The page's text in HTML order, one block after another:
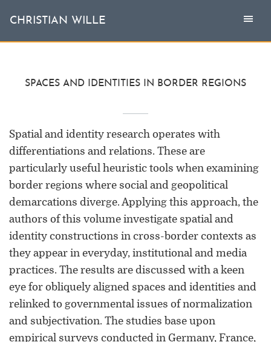
CHRISTIAN WILLE
Toggle
Aktuell
Themen
L'invité
Publikationen
Vita
CHRISTIAN WILLE
SPACES AND IDENTITIES IN BORDER REGIONS
Spatial and identity research operates with
differentiations and relations. These are
particularly useful heuristic tools when examining
border regions where social and geopolitical
demarcations diverge. Applying this approach, the
authors of this volume investigate spatial and
identity constructions in cross-border contexts as
they appear in everyday, institutional and media
practices. The results are discussed with a keen
eye for obliquely aligned spaces and identities and
relinked to governmental issues of normalization
and subjectivation. The studies base upon
empirical surveys conducted in Germany, France,